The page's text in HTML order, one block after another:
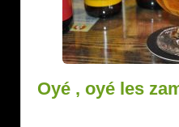
Oyé , oyé les